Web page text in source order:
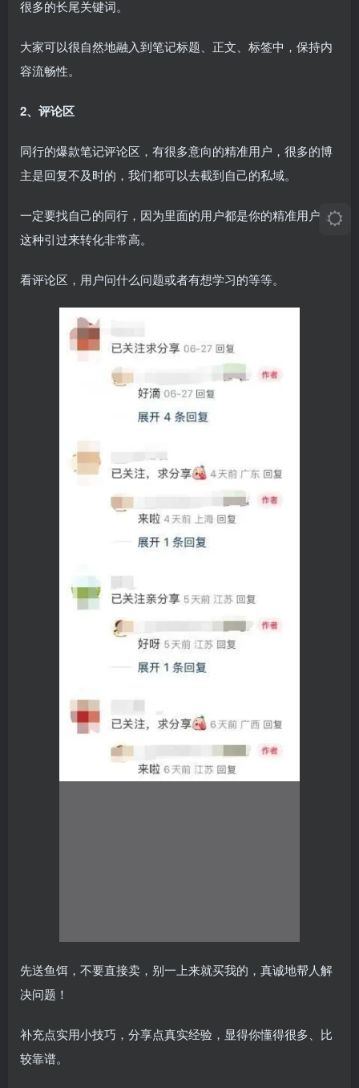
很多的长尾关键词。
大家可以很自然地融入到笔记标题、正文、标签中，保持内
容流畅性。
2、评论区
同行的爆款笔记评论区，有很多意向的精准用户，很多的博
主是回复不及时的，我们都可以去截到自己的私域。
一定要找自己的同行，因为里面的用户都是你的精准用户，
这种引过来转化非常高。
看评论区，用户问什么问题或者有想学习的等等。
先送鱼饵，不要直接卖，别一上来就买我的，真诚地帮人解
决问题！
补充点实用小技巧，分享点真实经验，显得你懂得很多、比
较靠谱。